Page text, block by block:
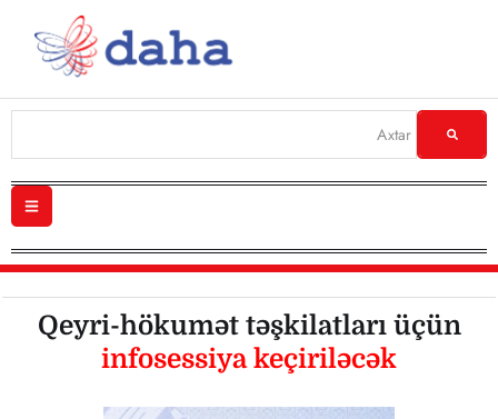
Qeyri-hökumət təşkilatları üçün
infosessiya keçiriləcək